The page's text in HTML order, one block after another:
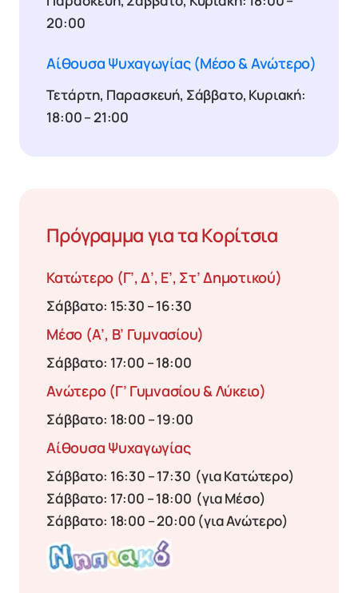
20:00
Αίθουσα Ψυχαγωγίας (Μέσο & Ανώτερο)
Τετάρτη, Παρασκευή, Σάββατο, Κυριακή:
18:00 – 21:00
Πρόγραμμα για τα Κορίτσια
Κατώτερο (γ’, Δ’, Ε’, Στ’ Δημοτικού)
Σάββατο: 15:30 – 16:30
Μέσο (α’, Β’ Γυμνασίου)
Σάββατο: 17:00 – 18:00
Ανώτερο (γ’ Γυμνασίου & Λύκειο)
Σάββατο: 18:00 – 19:00
Αίθουσα Ψυχαγωγίας
Σάββατο: 16:30 – 17:30 (για Κατώτερο)
Σάββατο: 17:00 – 18:00 (για Μέσο)
Σάββατο: 18:00 – 20:00 (για Ανώτερο)